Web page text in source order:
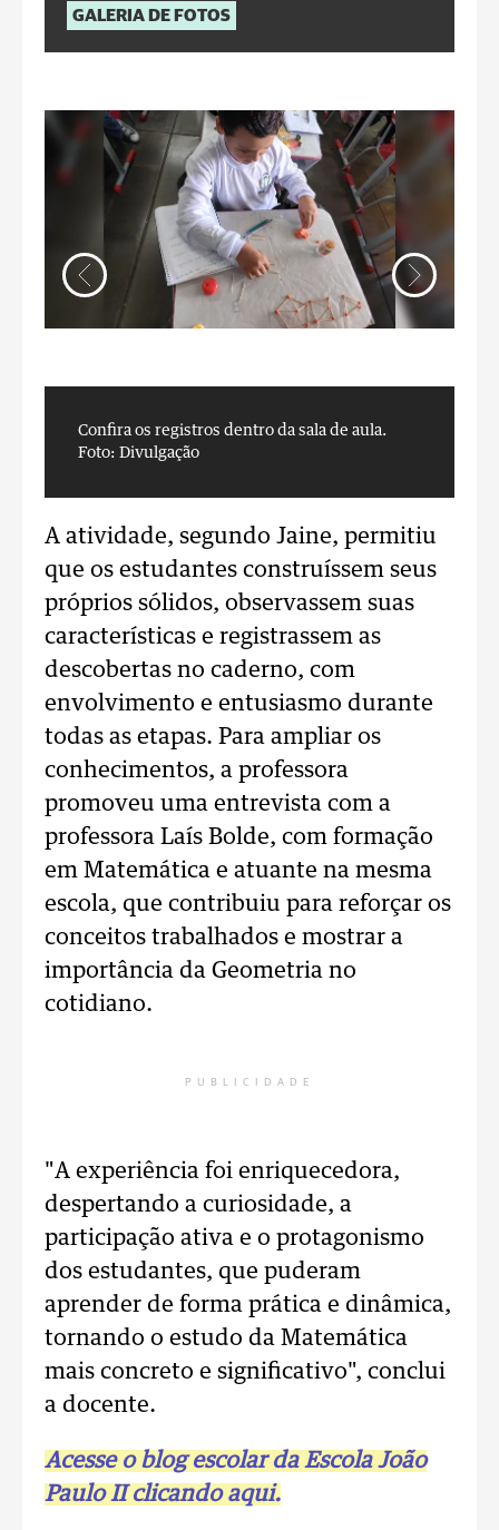
GALERIA DE FOTOS
Confira os registros dentro da sala de aula.
Foto: Divulgação
A atividade, segundo Jaine, permitiu
que os estudantes construíssem seus
próprios sólidos, observassem suas
características e registrassem as
descobertas no caderno, com
envolvimento e entusiasmo durante
todas as etapas. Para ampliar os
conhecimentos, a professora
promoveu uma entrevista com a
professora Laís Bolde, com formação
em Matemática e atuante na mesma
escola, que contribuiu para reforçar os
conceitos trabalhados e mostrar a
importância da Geometria no
cotidiano.
PUBLICIDADE
"A experiência foi enriquecedora,
despertando a curiosidade, a
participação ativa e o protagonismo
dos estudantes, que puderam
aprender de forma prática e dinâmica,
tornando o estudo da Matemática
mais concreto e significativo", conclui
a docente.
Acesse o blog escolar da Escola João
Paulo II clicando aqui.